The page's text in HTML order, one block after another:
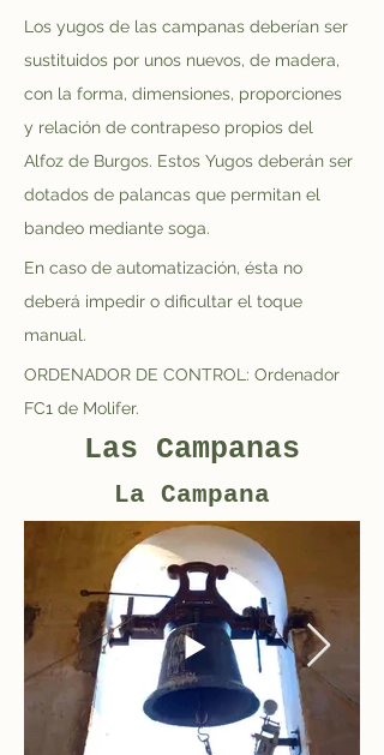
Los yugos de las campanas deberían ser
sustituidos por unos nuevos, de madera,
con la forma, dimensiones, proporciones
y relación de contrapeso propios del
Alfoz de Burgos. Estos Yugos deberán ser
dotados de palancas que permitan el
bandeo mediante soga.
En caso de automatización, ésta no
deberá impedir o dificultar el toque
manual.
ORDENADOR DE CONTROL: Ordenador
FC1 de Molifer.
Las Campanas
La Campana